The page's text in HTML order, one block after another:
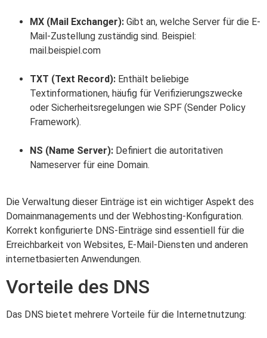
MX (Mail Exchanger): Gibt an, welche Server für die E-
Mail-Zustellung zuständig sind. Beispiel:
mail.beispiel.com
TXT (Text Record): Enthält beliebige
Textinformationen, häufig für Verifizierungszwecke
oder Sicherheitsregelungen wie SPF (Sender Policy
Framework).
NS (Name Server): Definiert die autoritativen
Nameserver für eine Domain.
Die Verwaltung dieser Einträge ist ein wichtiger Aspekt des
Domainmanagements und der Webhosting-Konfiguration.
Korrekt konfigurierte DNS-Einträge sind essentiell für die
Erreichbarkeit von Websites, E-Mail-Diensten und anderen
internetbasierten Anwendungen.
Vorteile des DNS
Das DNS bietet mehrere Vorteile für die Internetnutzung: